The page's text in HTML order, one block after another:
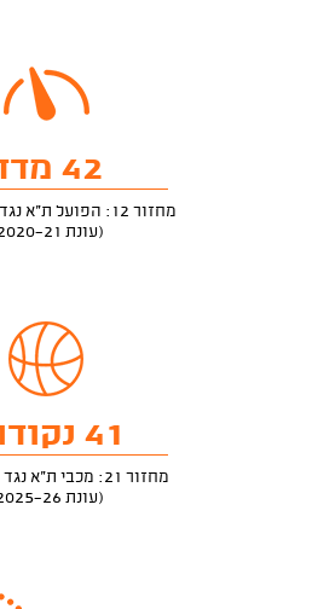
42 מדד
מחזור 12: הפועל ת"א נגד בני הרצליה
(עונת 2020-21)
41 נקודות
מחזור 21: מכבי ת"א נגד הפועל ת"א
(עונת 2025-26)